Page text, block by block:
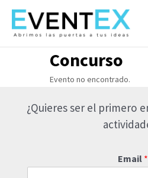
contenido
Concurso
Evento no encontrado.
¿Quieres ser el primero
Email *